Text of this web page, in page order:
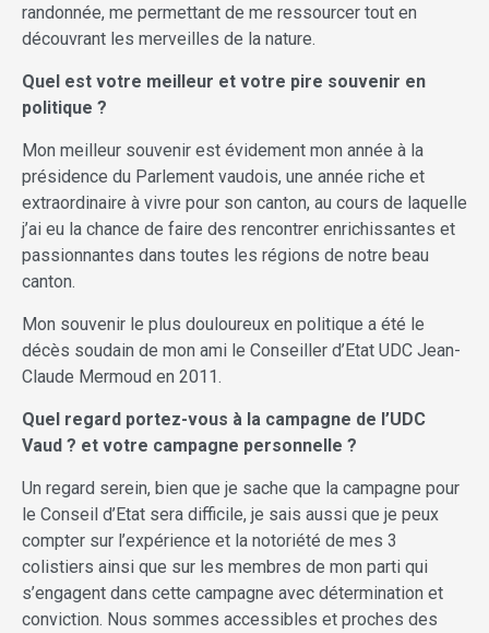
randonnée, me permettant de me ressourcer tout en
découvrant les merveilles de la nature.
Quel est votre meilleur et votre pire souvenir en
politique ?
Mon meilleur souvenir est évidement mon année à la
présidence du Parlement vaudois, une année riche et
extraordinaire à vivre pour son canton, au cours de laquelle
j’ai eu la chance de faire des rencontrer enrichissantes et
passionnantes dans toutes les régions de notre beau
canton.
Mon souvenir le plus douloureux en politique a été le
décès soudain de mon ami le Conseiller d’Etat UDC Jean-
Claude Mermoud en 2011.
Quel regard portez-vous à la campagne de l’UDC
Vaud ? et votre campagne personnelle ?
Un regard serein, bien que je sache que la campagne pour
le Conseil d’Etat sera difficile, je sais aussi que je peux
compter sur l’expérience et la notoriété de mes 3
colistiers ainsi que sur les membres de mon parti qui
s’engagent dans cette campagne avec détermination et
conviction. Nous sommes accessibles et proches des